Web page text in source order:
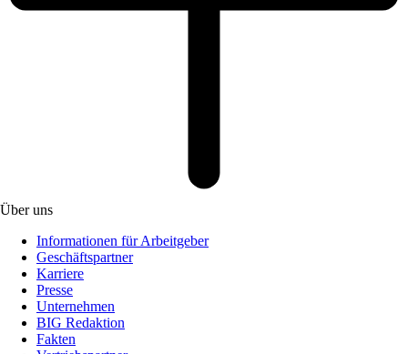
Über uns
Informationen für Arbeitgeber
Geschäftspartner
Karriere
Presse
Unternehmen
BIG Redaktion
Fakten